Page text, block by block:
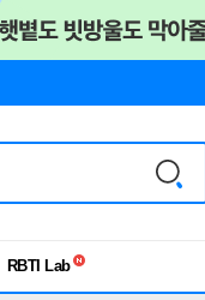
RBTI Lab
독서유형검사